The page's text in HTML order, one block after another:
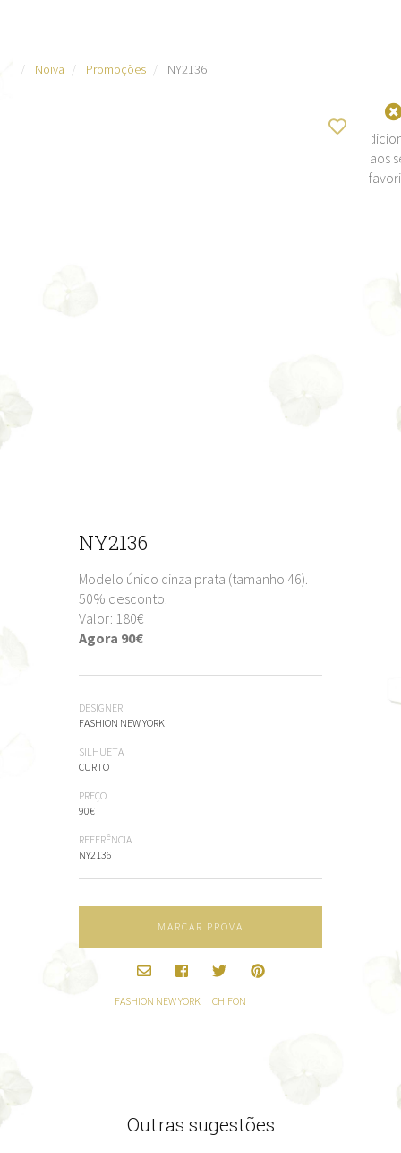
Noiva Promoções NY2136
aos
NY2136
Modelo único cinza prata (tamanho 46).
50% desconto.
Valor: 180€
Agora 90€
DESIGNER
FASHION NEW YORK
SILHUETA
CURTO
PREÇO
90€
REFERÊNCIA
NY2136
MARCAR PROVA
FASHION NEW YORK CHIFON
Outras sugestões